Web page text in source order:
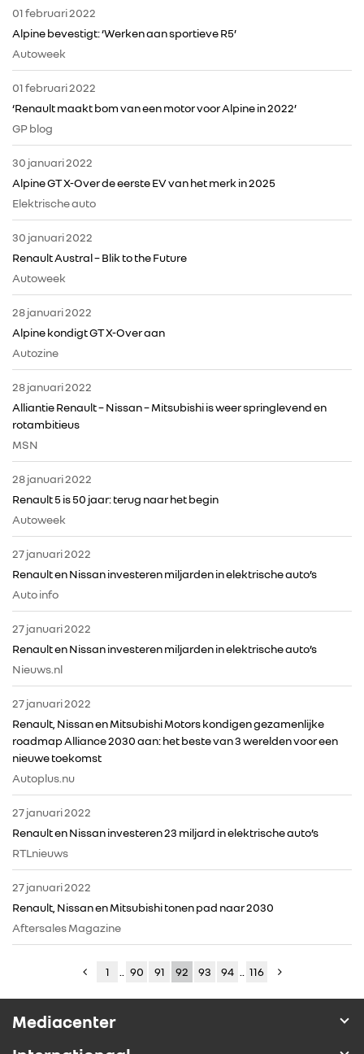
RENAULT GROUP
RENAULT
DACIA
ALPINE
ALLIANCE
FOTO’S & VIDEO’S
IN DE MEDIA
01 februari 2022
Alpine bevestigt: ‘Werken aan sportieve R5’
Autoweek
01 februari 2022
‘Renault maakt bom van een motor voor Alpine in 2022’
GP blog
30 januari 2022
Alpine GT X-Over de eerste EV van het merk in 2025
Elektrische auto
30 januari 2022
Renault Austral – Blik to the Future
Autoweek
28 januari 2022
Alpine kondigt GT X-Over aan
Autozine
28 januari 2022
Alliantie Renault – Nissan – Mitsubishi is weer springlevend en
rotambitieus
MSN
28 januari 2022
Renault 5 is 50 jaar: terug naar het begin
Autoweek
27 januari 2022
Renault en Nissan investeren miljarden in elektrische auto’s
Auto info
27 januari 2022
Renault en Nissan investeren miljarden in elektrische auto’s
Nieuws.nl
27 januari 2022
Renault, Nissan en Mitsubishi Motors kondigen gezamenlijke
roadmap Alliance 2030 aan: het beste van 3 werelden voor een
nieuwe toekomst
Autoplus.nu
27 januari 2022
Renault en Nissan investeren 23 miljard in elektrische auto’s
RTLnieuws
27 januari 2022
Renault, Nissan en Mitsubishi tonen pad naar 2030
Aftersales Magazine
1 90 91 92 93 94 116
Mediacenter